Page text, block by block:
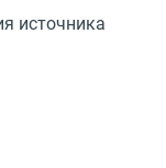
источника